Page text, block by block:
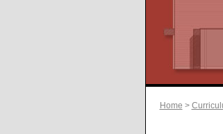
Home >